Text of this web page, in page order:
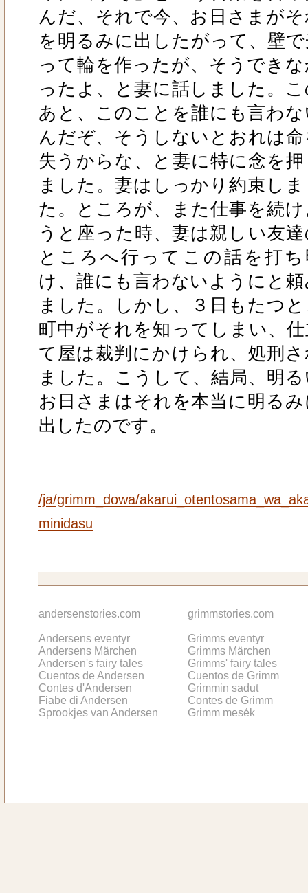
んだ、それで今、お日さまがそ
を明るみに出したがって、壁で
って輪を作ったが、そうできな
ったよ、と妻に話しました。こ
あと、このことを誰にも言わな
んだぞ、そうしないとおれは命
失うからな、と妻に特に念を押
ました。妻はしっかり約束し
た。ところが、また仕事を続け
うと座った時、妻は親しい友達
ところへ行ってこの話を打ち
け、誰にも言わないようにと頼
ました。しかし、３日もたつ
町中がそれを知ってしまい、仕
て屋は裁判にかけられ、処刑さ
ました。こうして、結局、明
お日さまはそれを本当に明るみ
出したのです。
/ja/grimm_dowa/
minidasu
andersenstories.com
Andersens eventyr
Andersens Märchen
Andersen's fairy tales
Cuentos de Andersen
Contes d'Andersen
Fiabe di Andersen
Sprookjes van Andersen
grimmstories.com
Grimms eventyr
Grimms Märchen
Grimms' fairy tales
Cuentos de Grimm
Grimmin sadut
Contes de Grimm
Grimm mesék